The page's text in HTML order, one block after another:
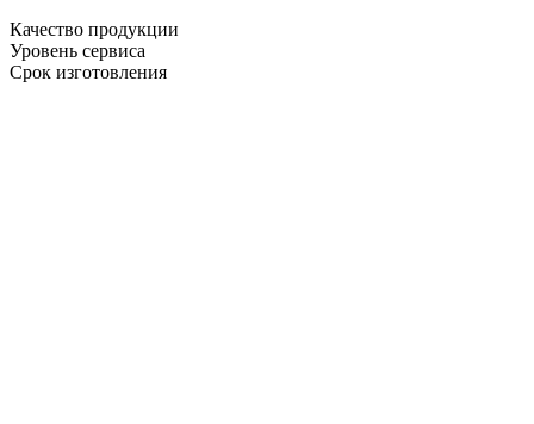
Качество продукции
Уровень сервиса
Срок изготовления